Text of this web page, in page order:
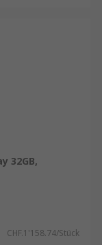
32GB,
CHF.1'158.74/Stück